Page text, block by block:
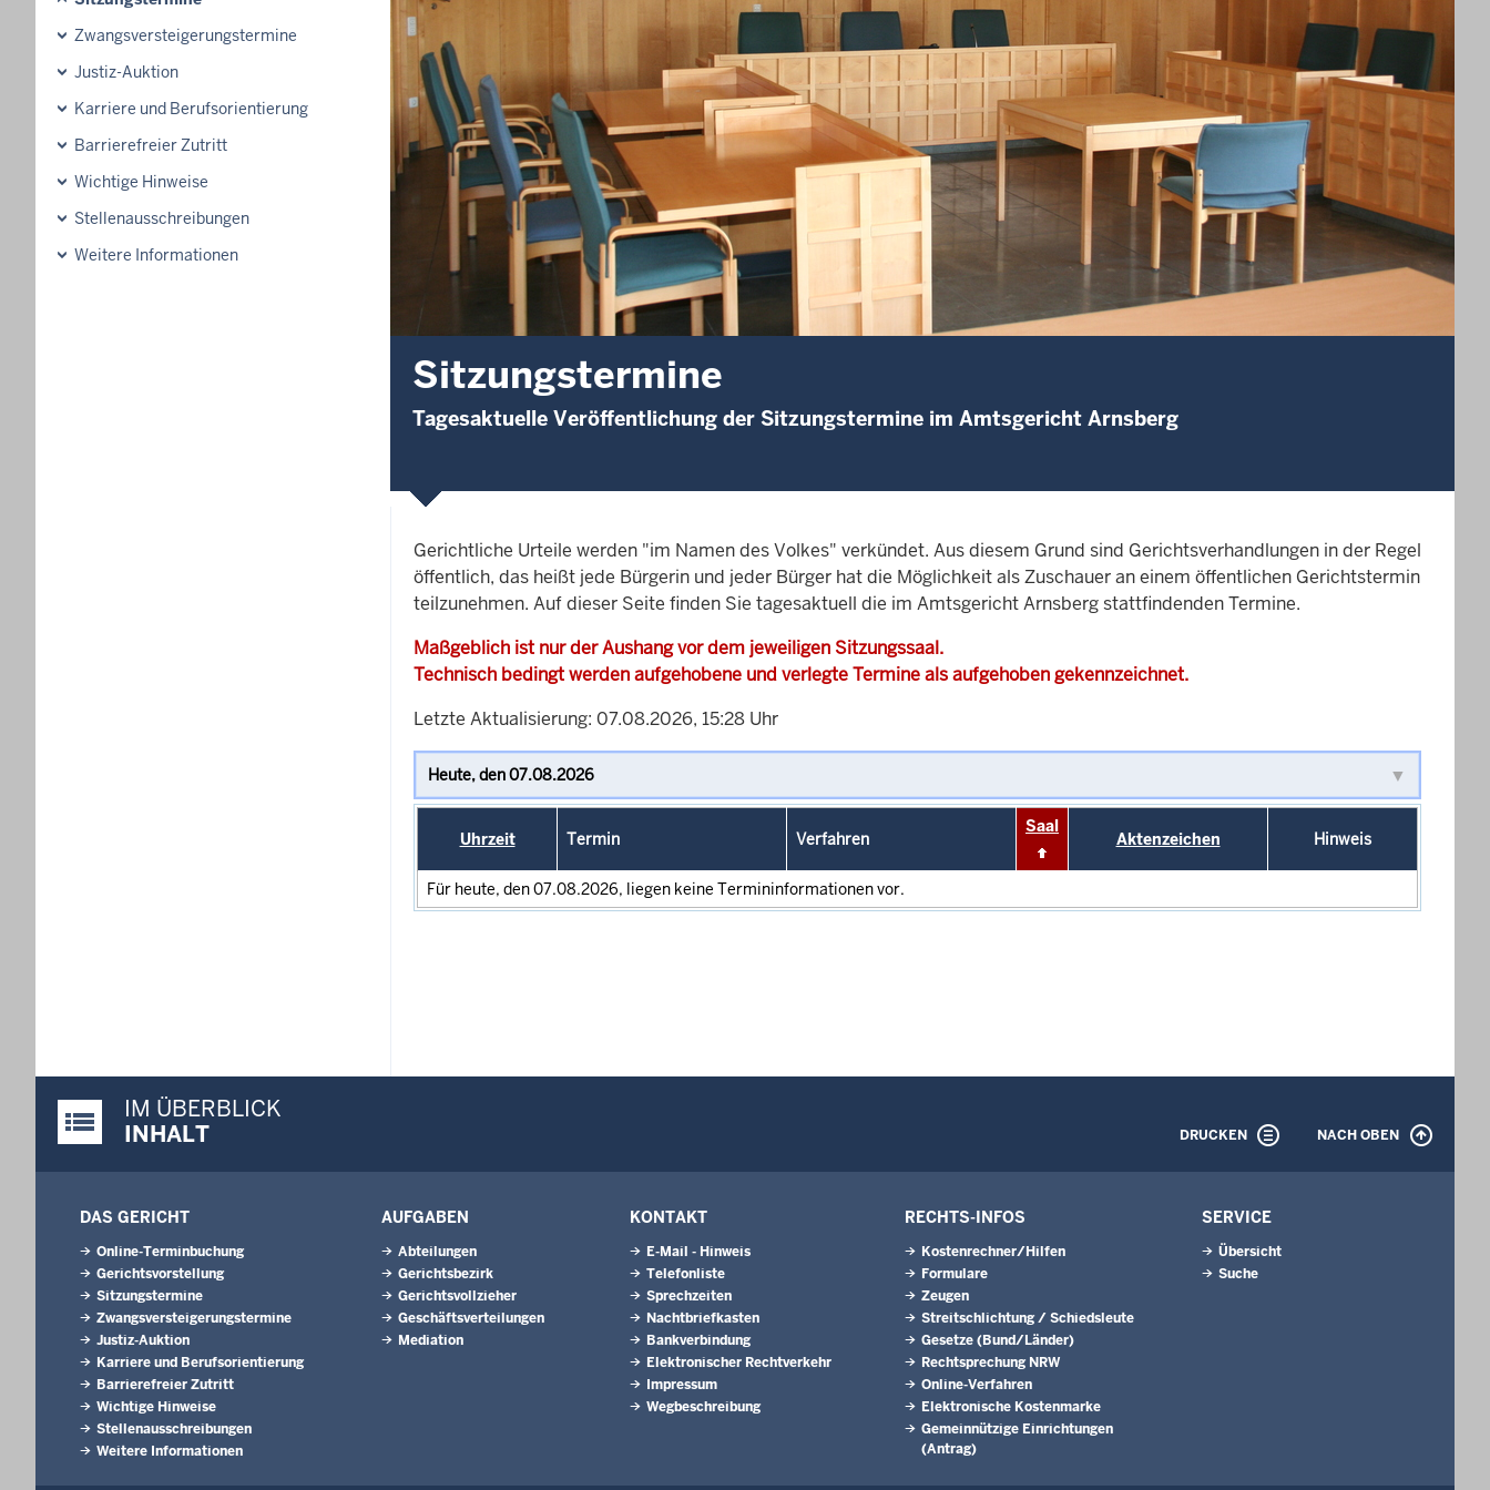
Zwangsversteigerungstermine
Justiz-Auktion
Karriere und Berufsorientierung
Barrierefreier Zutritt
Wichtige Hinweise
Stellenausschreibungen
Weitere Informationen
Sitzungstermine
Tagesaktuelle Veröffentlichung der Sitzungstermine im Amtsgericht Arnsberg
Gerichtliche Urteile werden "im Namen des Volkes" verkündet. Aus diesem Grund sind Gerichtsverhandlungen in der Regel
öffentlich, das heißt jede Bürgerin und jeder Bürger hat die Möglichkeit als Zuschauer an einem öffentlichen Gerichtstermin
teilzunehmen. Auf dieser Seite finden Sie tagesaktuell die im Amtsgericht Arnsberg stattfindenden Termine.
Maßgeblich ist nur der Aushang vor dem jeweiligen Sitzungssaal.
Technisch bedingt werden aufgehobene und verlegte Termine als aufgehoben gekennzeichnet.
Letzte Aktualisierung: 07.08.2026, 15:28 Uhr
Uhrzeit Termin Verfahren
Saal
Aktenzeichen Hinweis
Für heute, den 07.08.2026, liegen keine Termininformationen vor.
Justiz-Portal im Überblick:
IM ÜBERBLICK
INHALT
DRUCKEN NACH OBEN
DAS GERICHT
Online-Terminbuchung
Gerichtsvorstellung
Sitzungstermine
Zwangsversteigerungstermine
Justiz-Auktion
Karriere und Berufsorientierung
Barrierefreier Zutritt
Wichtige Hinweise
Stellenausschreibungen
Weitere Informationen
AUFGABEN
Abteilungen
Gerichtsbezirk
Gerichtsvollzieher
Geschäftsverteilungen
Mediation
KONTAKT
E-Mail - Hinweis
Telefonliste
Sprechzeiten
Nachtbriefkasten
Bankverbindung
Elektronischer Rechtverkehr
Impressum
Wegbeschreibung
RECHTS-INFOS
Kostenrechner/Hilfen
Formulare
Zeugen
Streitschlichtung / Schiedsleute
Gesetze (Bund/Länder)
Rechtsprechung NRW
Online-Verfahren
Elektronische Kostenmarke
Gemeinnützige Einrichtungen
(Antrag)
SERVICE
Übersicht
Suche